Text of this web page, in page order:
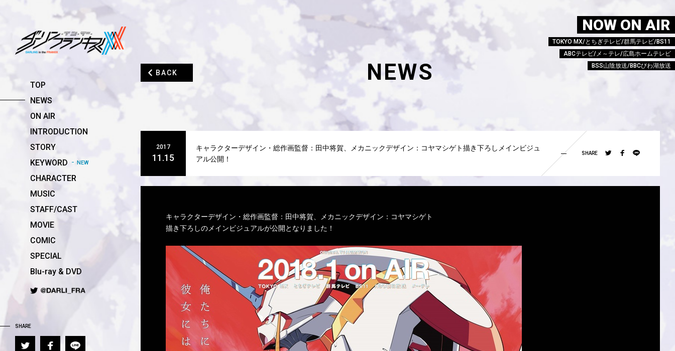
NOW ON AIR
TOKYO MX/とちぎテレビ/群馬テレビ/BS11
ABCテレビ/メ～テレ/広島ホームテレビ
BSS山陰放送/BBCびわ湖放送
TOP
NEWS
ON AIR
INTRODUCTION
STORY
KEYWORD
NEW
CHARACTER
MUSIC
STAFF/CAST
MOVIE
COMIC
SPECIAL
Blu-ray & DVD
SHARE
NEWS
BACK
2017
11.15
キャラクターデザイン・総作画監督：田中将賀、メカニックデザイン：コヤマシゲト描き下ろしメインビジュ
アル公開！
SHARE
キャラクターデザイン・総作画監督：田中将賀、メカニックデザイン：コヤマシゲト
描き下ろしのメインビジュアルが公開となりました！